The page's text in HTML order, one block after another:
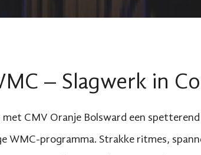
– Slagwerk in
CMV Oranje Bolsward een
WMC-programma. Strakke ritmes,